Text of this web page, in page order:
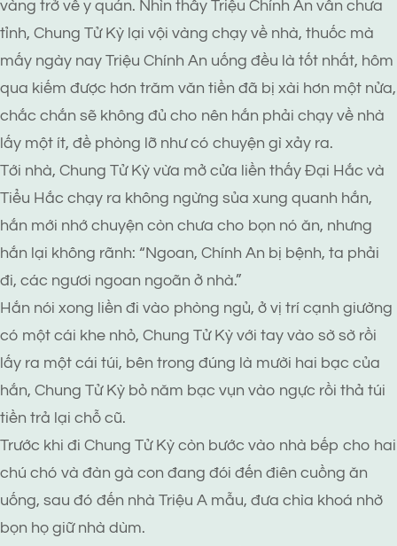
vàng trở về y quán. Nhìn thấy Triệu Chính An vẫn chưa
tỉnh, Chung Tử Kỳ lại vội vàng chạy về nhà, thuốc mà
mấy ngày nay Triệu Chính An uống đều là tốt nhất, hôm
qua kiếm được hơn trăm văn tiền đã bị xài hơn một nửa,
chắc chắn sẽ không đủ cho nên hắn phải chạy về nhà
lấy một ít, đề phòng lỡ như có chuyện gì xảy ra.
Tới nhà, Chung Tử Kỳ vừa mở cửa liền thấy Đại Hắc và
Tiểu Hắc chạy ra không ngừng sủa xung quanh hắn,
hắn mới nhớ chuyện còn chưa cho bọn nó ăn, nhưng
hắn lại không rãnh: “Ngoan, Chính An bị bệnh, ta phải
đi, các ngươi ngoan ngoãn ở nhà.”
Hắn nói xong liền đi vào phòng ngủ, ở vị trí cạnh giường
có một cái khe nhỏ, Chung Tử Kỳ với tay vào sờ sờ rồi
lấy ra một cái túi, bên trong đúng là mười hai bạc của
hắn, Chung Tử Kỳ bỏ năm bạc vụn vào ngực rồi thả túi
tiền trả lại chỗ cũ.
Trước khi đi Chung Tử Kỳ còn bước vào nhà bếp cho hai
chú chó và đàn gà con đang đói đến điên cuồng ăn
uống, sau đó đến nhà Triệu A mẫu, đưa chìa khoá nhờ
bọn họ giữ nhà dùm.